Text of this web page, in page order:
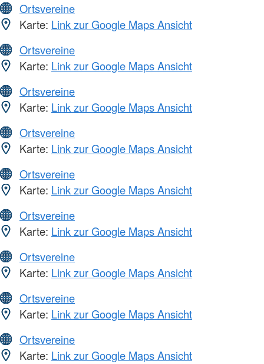
Ortsvereine
Karte: Link zur Google Maps Ansicht
Ortsvereine
Karte: Link zur Google Maps Ansicht
Ortsvereine
Karte: Link zur Google Maps Ansicht
Ortsvereine
Karte: Link zur Google Maps Ansicht
Ortsvereine
Karte: Link zur Google Maps Ansicht
Ortsvereine
Karte: Link zur Google Maps Ansicht
Ortsvereine
Karte: Link zur Google Maps Ansicht
Ortsvereine
Karte: Link zur Google Maps Ansicht
Ortsvereine
Karte: Link zur Google Maps Ansicht